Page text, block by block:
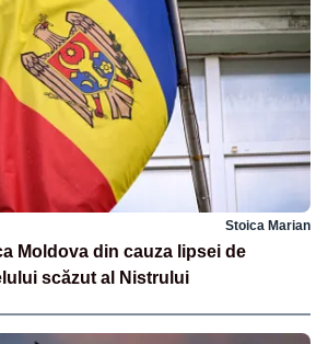
Stoica Marian
Moldova din cauza lipsei de
scăzut al Nistrului